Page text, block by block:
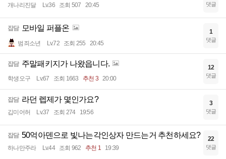
개나리진달 Lv.36 조회 507 20:45 댓글
잡담 모바일 퍼플온
범죄소년 Lv.72 조회 255 20:45
1
댓글
잡담 주말패키지가 나왔읍니다.
학생오구 Lv.67 조회 1663 추천 3 20:00
12
댓글
잡담 라던 렙제가 몇인가요?
깁미어허 Lv.37 조회 274 19:56
3
댓글
잡담 50억아덴으로 빛나는각인상자 만드는거 추천하세요?
하나만주라 Lv.44 조회 962 추천 1 19:39
22
댓글